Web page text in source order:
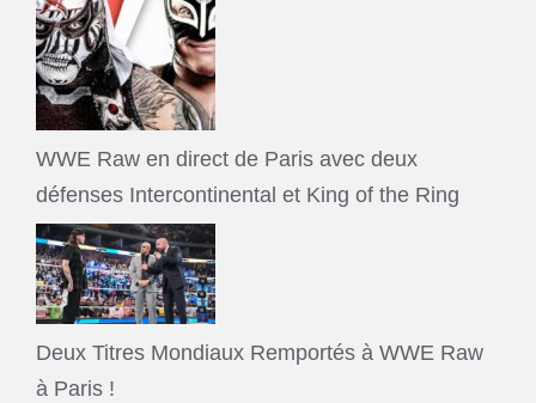
WWE Raw en direct de Paris avec deux
défenses Intercontinental et King of the Ring
Deux Titres Mondiaux Remportés à WWE Raw
à Paris !